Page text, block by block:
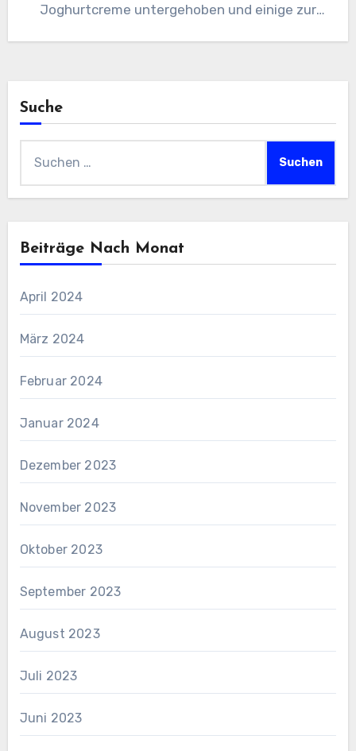
Joghurtcreme untergehoben und einige zur
Suche
nach:
Beiträge Nach Monat
April 2024
März 2024
Februar 2024
Januar 2024
Dezember 2023
November 2023
Oktober 2023
September 2023
August 2023
Juli 2023
Juni 2023